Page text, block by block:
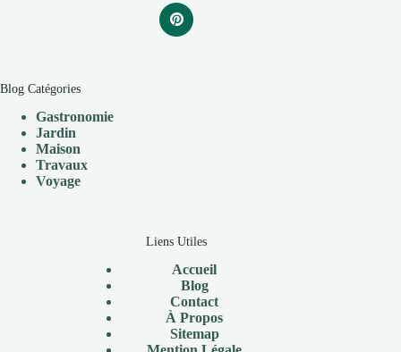
Blog Catégories
Gastronomie
Jardin
Maison
Travaux
Voyage
Liens Utiles
Accueil
Blog
Contact
À Propos
Sitemap